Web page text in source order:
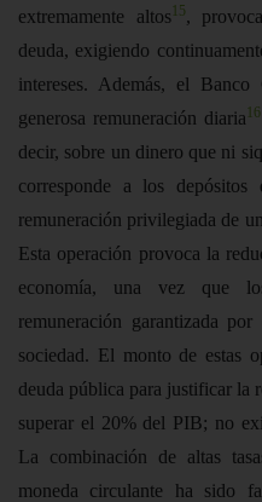
extremamente altos 15,
deuda, exigiendo
intereses. Además, el
generosa remuneración diaria 16
decir, sobre un dinero que ni
corresponde a los depósitos
remuneración privilegiada de
Esta operación provoca la
economía, una vez que
remuneración garantizada
sociedad. El monto de estas
deuda pública para justificar la
superar el 20% del PIB; no
La combinación de altas
moneda circulante ha sido